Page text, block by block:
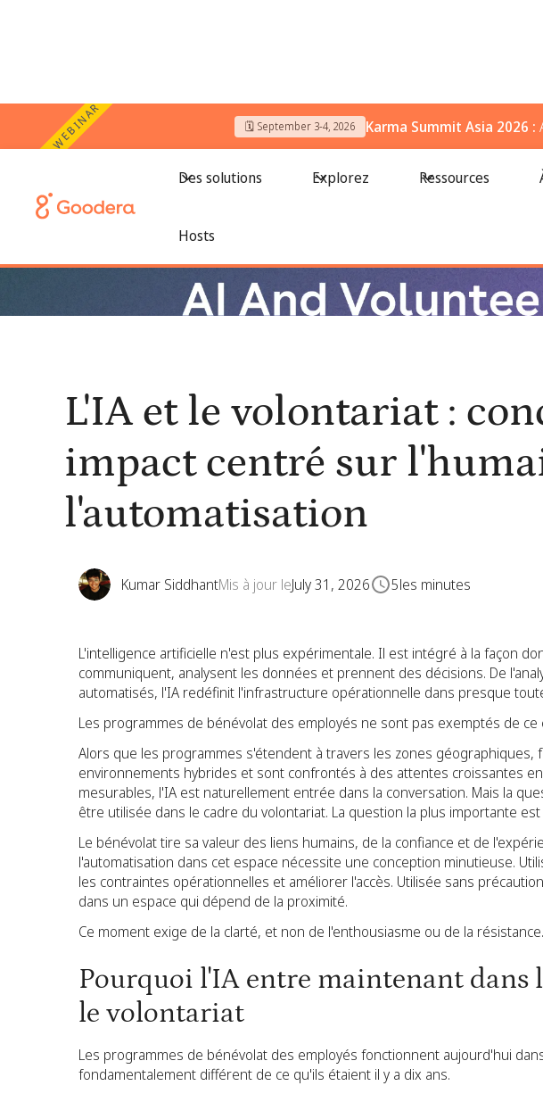
WEBINAR 🗓️ September 3-4, 2026 Karma Summit Asia 2026 :
Des solutions Explorez Ressources
Hosts
← Tous les blogs L'IA et le volontariat : concevoir un impact centré sur l'humain à
L'IA et le volontariat :
impact centré sur
l'automatisation
Kumar SiddhantMis à jour leJuly 31, 2026 5les minutes
L'intelligence artificielle n'est plus expérimentale. Il est intégré à la façon
communiquent, analysent les données et prennent des décisions. De
automatisés, l'IA redéfinit l'infrastructure opérationnelle dans presque
Les programmes de bénévolat des employés ne sont pas exemptés de ce
Alors que les programmes s'étendent à travers les zones géographiques,
environnements hybrides et sont confrontés à des attentes croissantes
mesurables, l'IA est naturellement entrée dans la conversation. Mais la
être utilisée dans le cadre du volontariat. La question la plus importante
Le bénévolat tire sa valeur des liens humains, de la confiance et de
l'automatisation dans cet espace nécessite une conception minutieuse.
les contraintes opérationnelles et améliorer l'accès. Utilisée sans
dans un espace qui dépend de la proximité.
Ce moment exige de la clarté, et non de l'enthousiasme ou de la résistance.
Pourquoi l'IA entre maintenant dans
le volontariat
Les programmes de bénévolat des employés fonctionnent aujourd'hui
fondamentalement différent de ce qu'ils étaient il y a dix ans.